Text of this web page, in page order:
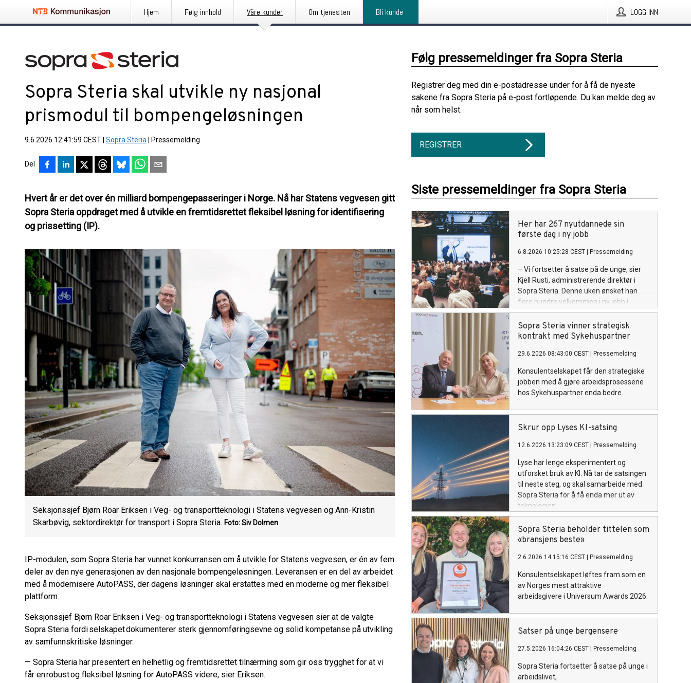
Hjem Følg innhold Våre kunder Om tjenesten Bli kunde LOGG INN
Sopra Steria skal utvikle ny nasjonal
prismodul til bompengeløsningen
9.6.2026 12:41:59 CEST Sopra Steria Pressemelding
Del
Hvert år er det over én milliard bompengepasseringer i Norge. Nå har Statens vegvesen gitt
Sopra Steria oppdraget med å utvikle en fremtidsrettet fleksibel løsning for identifisering
og prissetting (IP).
Seksjonssjef Bjørn Roar Eriksen i Veg- og transportteknologi i Statens vegvesen og Ann-Kristin
Skarbøvig, sektordirektør for transport i Sopra Steria. Foto: Siv Dolmen
IP-modulen, som Sopra Steria har vunnet konkurransen om å utvikle for Statens vegvesen, er én av fem
deler av den nye generasjonen av den nasjonale bompengeløsningen. Leveransen er en del av arbeidet
med å modernisere AutoPASS, der dagens løsninger skal erstattes med en moderne og mer fleksibel
plattform.
Seksjonssjef Bjørn Roar Eriksen i Veg- og transportteknologi i Statens vegvesen sier at de valgte
Sopra Steria fordi selskapet dokumenterer sterk gjennomføringsevne og solid kompetanse på utvikling
av samfunnskritiske løsninger.
— Sopra Steria har presentert en helhetlig og fremtidsrettet tilnærming som gir oss trygghet for at vi
får en robust og fleksibel løsning for AutoPASS videre, sier Eriksen.
Følg pressemeldinger fra Sopra Steria
Registrer deg med din e-postadresse under for å få de nyeste
sakene fra Sopra Steria på e-post fortløpende. Du kan melde deg av
når som helst.
REGISTRER
Siste pressemeldinger fra Sopra Steria
Her har 267 nyutdannede sin
første dag i ny jobb
6.8.2026 10:25:28 CEST Pressemelding
– Vi fortsetter å satse på de unge, sier
Kjell Rusti, administrerende direktør i
Sopra Steria. Denne uken ønsket han
flere hundre velkommen i ny jobb i
konsulentselskapet.
Sopra Steria vinner strategisk
kontrakt med Sykehuspartner
29.6.2026 08:43:00 CEST Pressemelding
Konsulentselskapet får den strategiske
jobben med å gjøre arbeidsprosessene
hos Sykehuspartner enda bedre.
Skrur opp Lyses KI-satsing
12.6.2026 13:23:09 CEST Pressemelding
Lyse har lenge eksperimentert og
utforsket bruk av KI. Nå tar de satsingen
til neste steg, og skal samarbeide med
Sopra Steria for å få enda mer ut av
teknologien.
Sopra Steria beholder tittelen som
«bransjens beste»
2.6.2026 14:15:16 CEST Pressemelding
Konsulentselskapet løftes fram som en
av Norges mest attraktive
arbeidsgivere i Universum Awards 2026.
Satser på unge bergensere
27.5.2026 16:04:26 CEST Pressemelding
Sopra Steria fortsetter å satse på unge i
arbeidslivet,